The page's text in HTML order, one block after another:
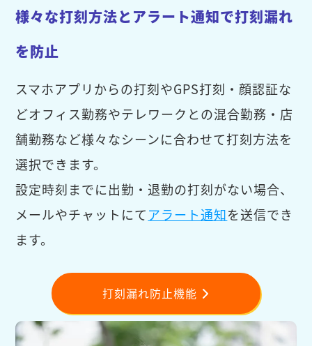
様々な打刻方法とアラート通知で打刻漏れ
を防止
スマホアプリからの打刻やGPS打刻・顔認証な
どオフィス勤務やテレワークとの混合勤務・店
舗勤務など様々なシーンに合わせて打刻方法を
選択できます。
設定時刻までに出勤・退勤の打刻がない場合、
メールやチャットにてアラート通知を送信でき
ます。
打刻漏れ防止機能